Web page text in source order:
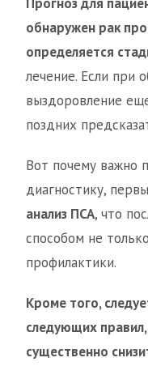
обнаружен рак
определяется
лечение. Если при
выздоровление
поздних
Вот почему важно
диагностику,
анализ ПСА, что
способом не
профилактики.
Кроме того,
следующих
существенно